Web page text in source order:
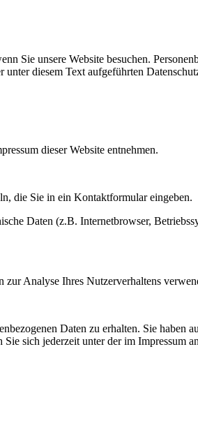
Sie unsere Website besuchen.
diesem Text aufgeführten
dieser Website entnehmen.
die Sie in ein Kontaktformular eingeben.
Daten (z.B. Internetbrowser,
Analyse Ihres Nutzerverhaltens
Daten zu erhalten. Sie haben
sich jederzeit unter der im Impressum